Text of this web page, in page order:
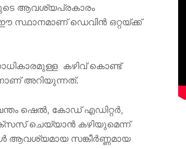
ആവശ്യപ്രകാരം
സ്ഥാനമാണ് ഡെവിൻ ഒറ്റയ്ക്ക്
കഴിവ് കൊണ്ട്
അറിയുന്നത്.
ഷെൽ, കോഡ് എഡിറ്റർ,
ചെയ്യാൻ കഴിയുമെന്ന്
ആവശ്യമായ സങ്കീർണ്ണമായ